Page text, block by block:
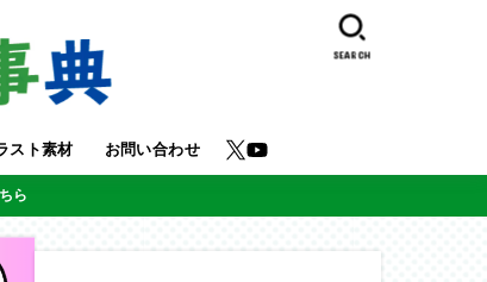
スト素材 お問い合わせ
SEARCH
ら